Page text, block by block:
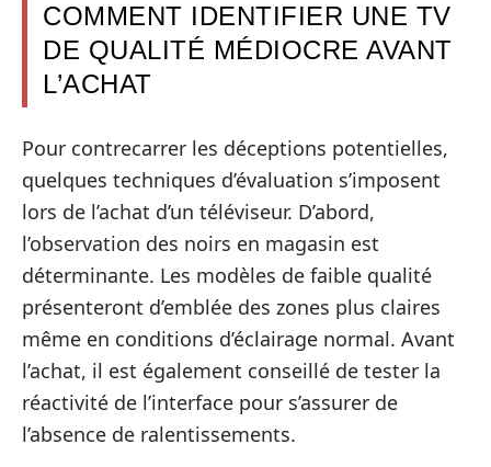
COMMENT IDENTIFIER UNE TV
DE QUALITÉ MÉDIOCRE AVANT
L’ACHAT
Pour contrecarrer les déceptions potentielles,
quelques techniques d’évaluation s’imposent
lors de l’achat d’un téléviseur. D’abord,
l’observation des noirs en magasin est
déterminante. Les modèles de faible qualité
présenteront d’emblée des zones plus claires
même en conditions d’éclairage normal. Avant
l’achat, il est également conseillé de tester la
réactivité de l’interface pour s’assurer de
l’absence de ralentissements.